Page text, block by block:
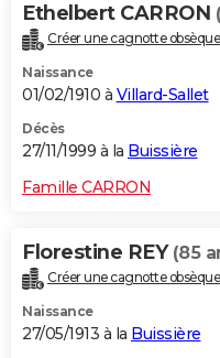
Ethelbert CARRON
Créer une cagnotte
Naissance
01/02/1910 à Villard-Sallet
Décès
27/11/1999 à la Buissière
Famille CARRON
Florestine REY (85
Créer une cagnotte
Naissance
27/05/1913 à la Buissière